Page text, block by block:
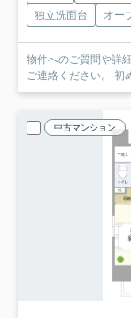
独立洗面台
オー
物件へのご質問や詳
ご連
中古マンション